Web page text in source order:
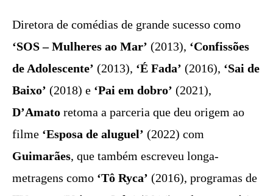
Diretora de comédias de grande sucesso como
‘SOS – Mulheres ao Mar’ (2013), ‘Confissões
de Adolescente’ (2013), ‘É Fada’ (2016), ‘Sai de
Baixo’ (2018) e ‘Pai em dobro’ (2021),
D’Amato retoma a parceria que deu origem ao
filme ‘Esposa de aluguel’ (2022) com
Guimarães, que também escreveu longa-
metragens como ‘Tô Ryca’ (2016), programas de